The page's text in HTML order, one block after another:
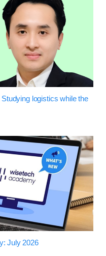
logistics while the
July 2026